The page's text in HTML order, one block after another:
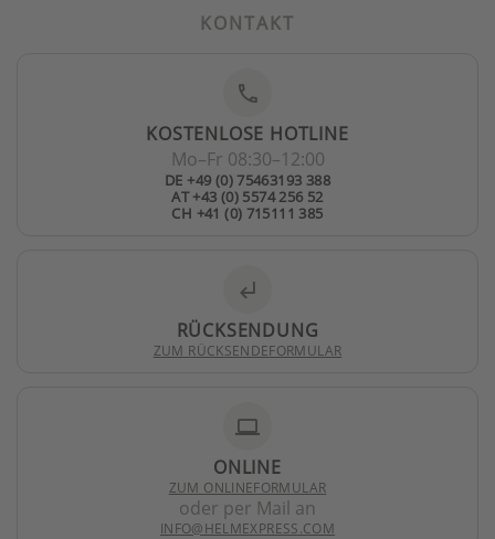
KONTAKT
phone
KOSTENLOSE HOTLINE
Mo–Fr 08:30–12:00
DE +49 (0) 75463193 388
AT +43 (0) 5574 256 52
CH +41 (0) 715111 385
subdirectory_arrow_left
RÜCKSENDUNG
ZUM RÜCKSENDEFORMULAR
laptop
ONLINE
ZUM ONLINEFORMULAR
oder per Mail an
INFO@HELMEXPRESS.COM